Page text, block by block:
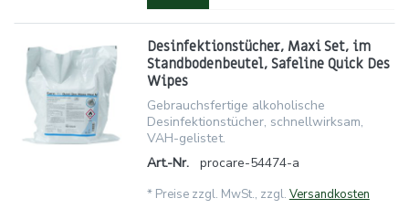
Desinfektionstücher, Maxi Set, im
Standbodenbeutel, Safeline Quick Des
Wipes
Gebrauchsfertige alkoholische
Desinfektionstücher, schnellwirksam,
VAH-gelistet.
Art.-Nr.
procare-54474-a
* Preise zzgl. MwSt., zzgl. Versandkosten